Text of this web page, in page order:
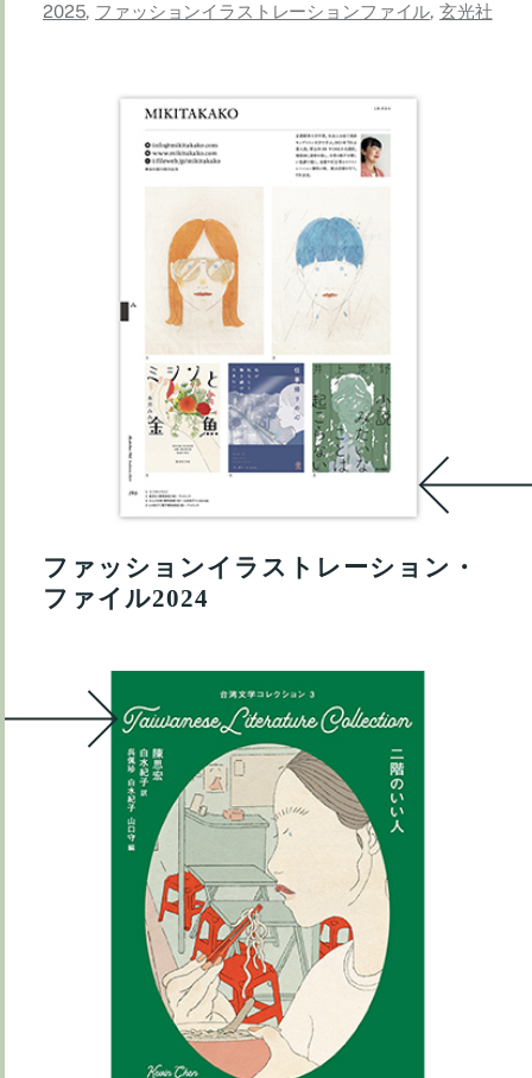
2025, ファッションイラストレーションファイル, 玄光社
ファッションイラストレーション・
ファイル2024